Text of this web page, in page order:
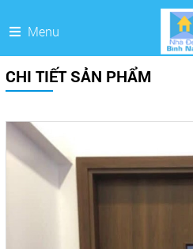
Menu
CHI TIẾT SẢN PHẨM